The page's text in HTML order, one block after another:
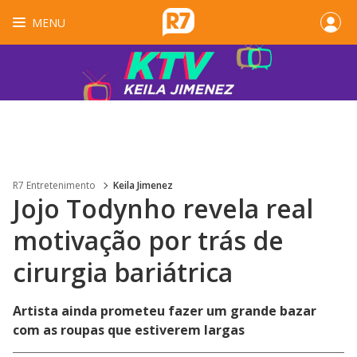
MENU
R7 Entretenimento Keila Jimenez
Jojo Todynho revela real
motivação por trás de
cirurgia bariátrica
Artista ainda prometeu fazer um grande bazar
com as roupas que estiverem largas